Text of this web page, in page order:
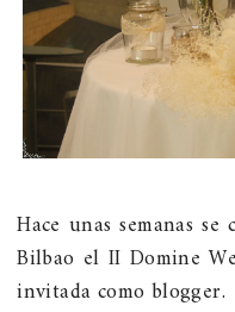
Hace unas semanas
Bilbao el II Domine
invitada como blogger.